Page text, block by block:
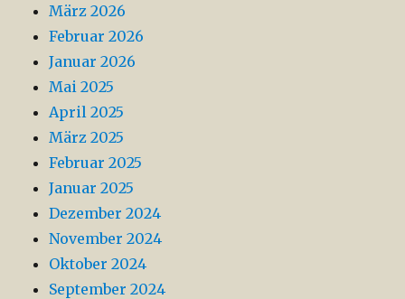
März 2026
Februar 2026
Januar 2026
Mai 2025
April 2025
März 2025
Februar 2025
Januar 2025
Dezember 2024
November 2024
Oktober 2024
September 2024